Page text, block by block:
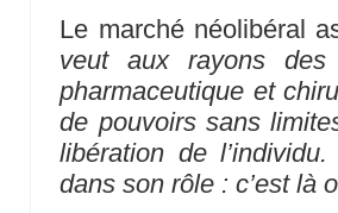
Le marché néolibéral
veut aux rayons des
pharmaceutique et
de pouvoirs sans
libération de
dans son rôle : c’est là